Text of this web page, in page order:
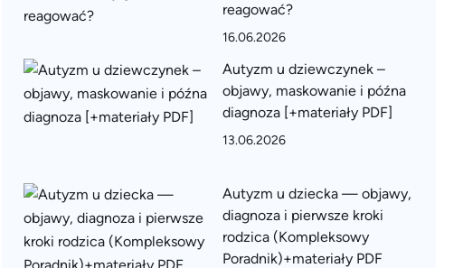
reagować?
16.06.2026
Autyzm u dziewczynek –
objawy, maskowanie i późna
diagnoza [+materiały PDF]
13.06.2026
Autyzm u dziecka — objawy,
diagnoza i pierwsze kroki
rodzica (Kompleksowy
Poradnik)+materiały PDF